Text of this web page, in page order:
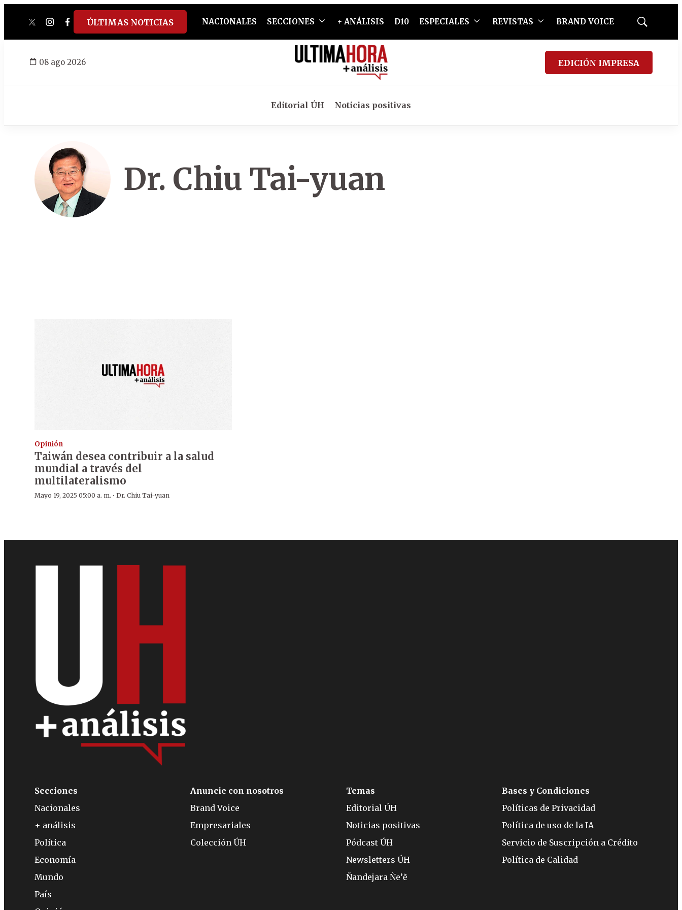
twitterinstagram
facebook
tiktokyoutube
spotify
ÚLTIMAS NOTICIAS NACIONALES SECCIONES + ANÁLISIS D10 ESPECIALES REVISTAS BRAND VOICE
Mostrar
08 ago 2026 EDICIÓN IMPRESA
Editorial ÚH Noticias positivas
Dr. Chiu Tai-yuan
Opinión
Taiwán desea contribuir a la salud
mundial a través del
multilateralismo
Mayo 19, 2025 05:00 a. m. · Dr. Chiu Tai-yuan
Secciones
Nacionales
+ análisis
Política
Economía
Mundo
País
Anuncie con nosotros
Brand Voice
Empresariales
Colección ÚH
Temas
Editorial ÚH
Noticias positivas
Pódcast ÚH
Newsletters ÚH
Ñandejara Ñe’ẽ
Bases y Condiciones
Políticas de Privacidad
Política de uso de la IA
Servicio de Suscripción a Crédito
Política de Calidad